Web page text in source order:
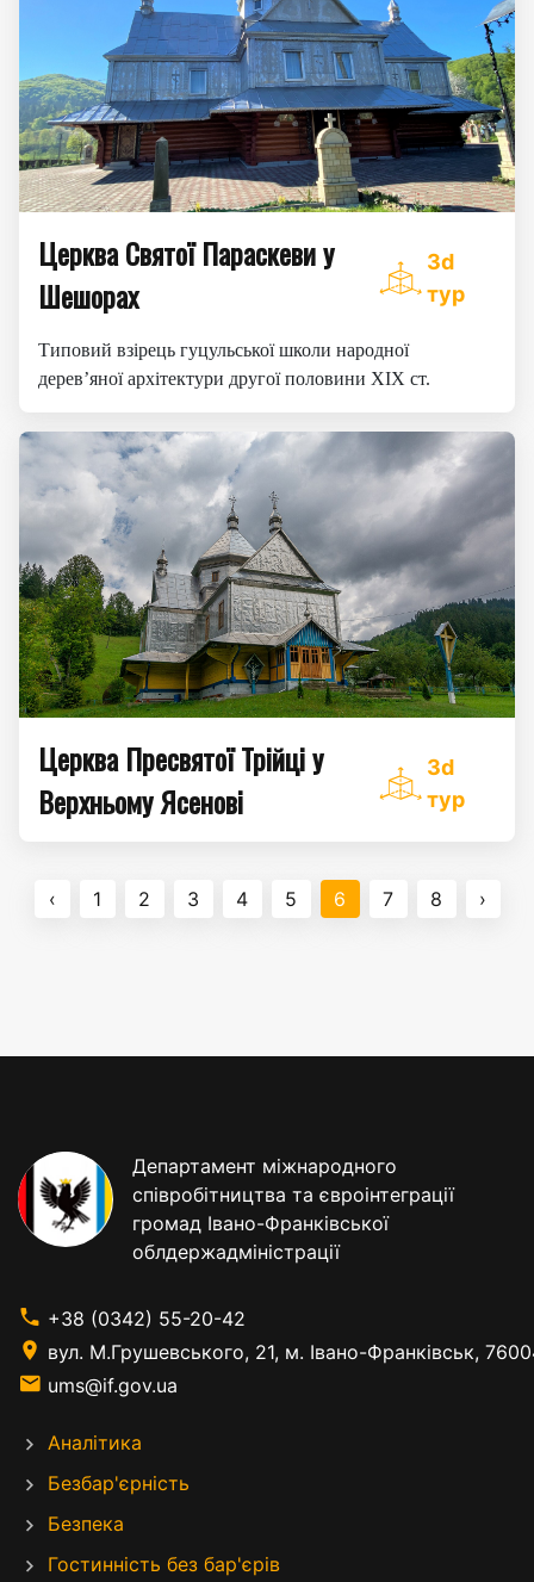
Церква Святої Параскеви у
Шешорах
3d
тур
Типовий взірець гуцульської школи народної
дерев’яної архітектури другої половини XIX ст.
Церква Пресвятої Трійці у
Верхньому Ясенові
3d
тур
‹ 1 2 3 4 5 6 7 8 ›
Департамент міжнародного
співробітництва та євроінтеграції
громад Івано-Франківської
облдержадміністрації
+38 (0342) 55-20-42
вул. М.Грушевського, 21, м. Івано-Франківськ,
ums@if.gov.ua
Аналітика
Безбар'єрність
Безпека
Гостинність без бар'єрів